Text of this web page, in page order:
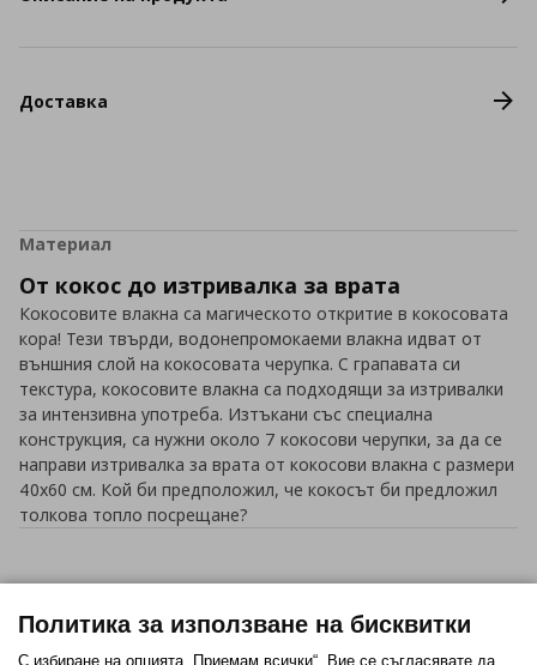
Доставка
Материал
От кокос до изтривалка за врата
Кокосовите влакна са магическото откритие в кокосовата
кора! Тези твърди, водонепромокаеми влакна идват от
външния слой на кокосовата черупка. С грапавата си
текстура, кокосовите влакна са подходящи за изтривалки
за интензивна употреба. Изтъкани със специална
конструкция, са нужни около 7 кокосови черупки, за да се
направи изтривалка за врата от кокосови влакна с размери
40х60 см. Кой би предположил, че кокосът би предложил
толкова топло посрещане?
Нагоре
Политика за използване на бисквитки
С избиране на опцията „Приемам всички“, Вие се съгласявате да